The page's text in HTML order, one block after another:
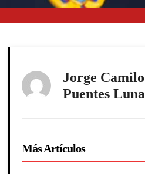
Jorge Camilo
Puentes Luna
Más Artículos